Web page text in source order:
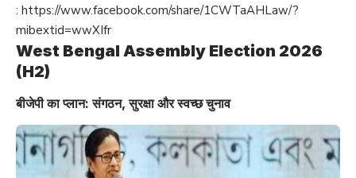
: https://www.facebook.com/share/1CWTaAHLaw/?
mibextid=wwXIfr
West Bengal Assembly Election 2026
(H2)
बीजेपी का प्लान: संगठन, सुरक्षा और स्वच्छ चुनाव